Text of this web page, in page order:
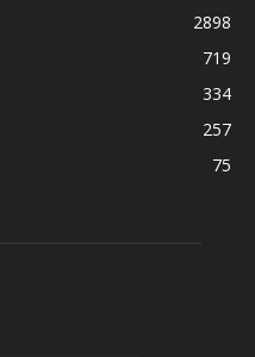
2898
719
334
257
75